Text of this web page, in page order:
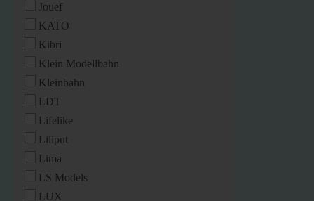
Jouef
KATO
Kibri
Klein Modellbahn
Kleinbahn
LDT
Lifelike
Liliput
Lima
LS Models
LUX